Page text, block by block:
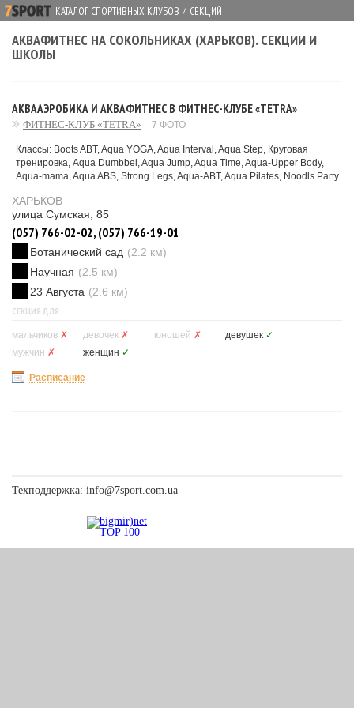
КАТАЛОГ СПОРТИВНЫХ КЛУБОВ И СЕКЦИЙ
АКВАФИТНЕС НА СОКОЛЬНИКАХ (ХАРЬКОВ). СЕКЦИИ И
ШКОЛЫ
АКВААЭРОБИКА И АКВАФИТНЕС В ФИТНЕС-КЛУБЕ «TETRA»
ФИТНЕС-КЛУБ «TETRA» 7 ФОТО
Классы: Boots ABT, Aqua YOGA, Aqua Interval, Aqua Step, Круговая
тренировка, Aqua Dumbbel, Aqua Jump, Aqua Time, Aqua-Upper Body,
Aqua-mama, Aqua ABS, Strong Legs, Aqua-ABT, Aqua Pilates, Noodls Party.
ХАРЬКОВ
улица Сумская, 85
(057) 766-02-02, (057) 766-19-01
Ботанический сад (2.2 км)
Научная (2.5 км)
23 Августа (2.6 км)
СЕКЦИЯ ДЛЯ
мальчиков ✗ девочек ✗ юношей ✗ девушек ✓
мужчин ✗ женщин ✓
Расписание
Техподдержка: info@7sport.com.ua